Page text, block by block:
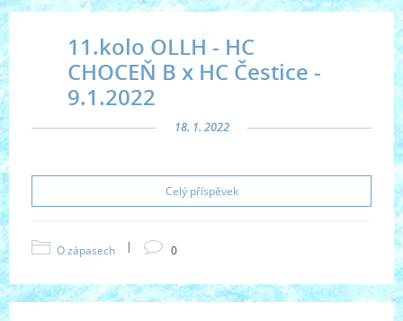
11.kolo OLLH - HC
CHOCEŇ B x HC Čestice -
9.1.2022
18. 1. 2022
Celý příspěvek
O zápasech | 0